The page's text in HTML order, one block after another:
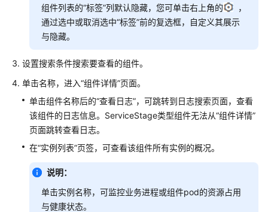
视
频
帮
助
AOM
组件列表的“标签”列默认隐藏，您可单击右上角的
，
通过选中或取消选中“标签”前的复选框，自定义其展示
与隐藏。
设置搜索条件搜索要查看的组件。
单击名称，进入“组件详情”页面。
单击组件名称后的“查看日志”，可跳转到日志搜索页面，查看
该组件的日志信息。ServiceStage类型组件无法从“组件详情”
页面跳转查看日志。
在“实例列表”页签，可查看该组件所有实例的概况。
说明：
单击实例名称，可监控业务进程或组件pod的资源占用
与健康状态。